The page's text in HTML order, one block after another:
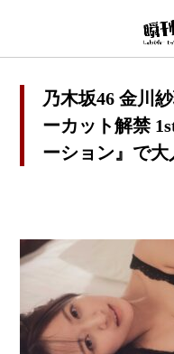
乃木坂46 金川
ーカット解禁
ーション』で大